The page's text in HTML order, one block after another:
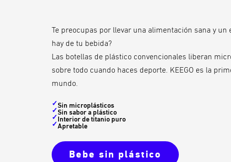
Te preocupas por llevar una alimentación sana y
hay de tu bebida?
Las botellas de plástico convencionales liberan
sobre todo cuando haces deporte. KEEGO es la
mundo.
✓Sin microplásticos
✓Sin sabor a plástico
✓Interior de titanio puro
✓Apretable
Bebe sin plástico